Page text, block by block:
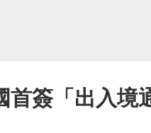
簽「出入境